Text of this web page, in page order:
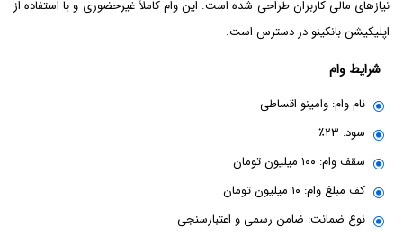
نیازهای مالی کاربران طراحی شده است. این وام کاملاً غیرحضوری و با استفاده از
اپلیکیشن بانکینو در دسترس است.
شرایط وام
نام وام: وامینو اقساطی
سود: ۲۳٪
سقف وام: ۱۰۰ میلیون تومان
کف مبلغ وام: ۱۰ میلیون تومان
نوع ضمانت: ضامن رسمی و اعتبارسنجی